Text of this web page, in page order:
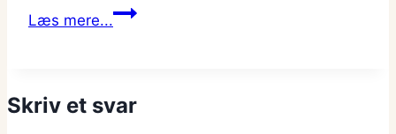
Læs mere...Jacobsen
Anmeldelse
Skriv et svar